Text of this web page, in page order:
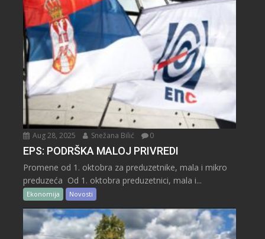
Aug 28, 2025 Snežana Bilić 0
EPS: PODRŠKA MALOJ PRIVREDI
Promene od 1. oktobra za preduzetnike, mala i mikro
preduzeća Od 1. oktobra preduzetnici, mala i...
Ekonomija Novosti